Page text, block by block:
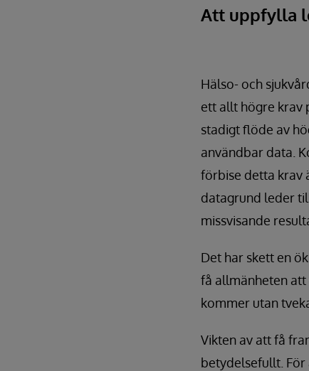
Att uppfylla
Hälso- och
ett allt högre krav
stadigt flöde av
användbar data.
förbise detta krav
datagrund leder
missvisande
Det har skett en
få allmänheten
kommer utan
Vikten av att få
betydelsefullt.